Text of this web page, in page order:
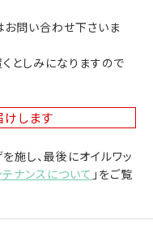
お問い合わせ下さいま
としみになりますので
けします
施し、最後にオイルワッ
テナンスについて 」をご覧